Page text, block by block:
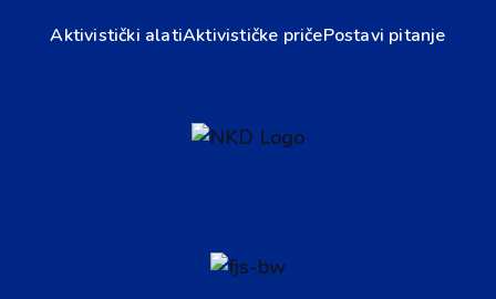
Aktivistički alatiAktivističke pričePostavi pitanje